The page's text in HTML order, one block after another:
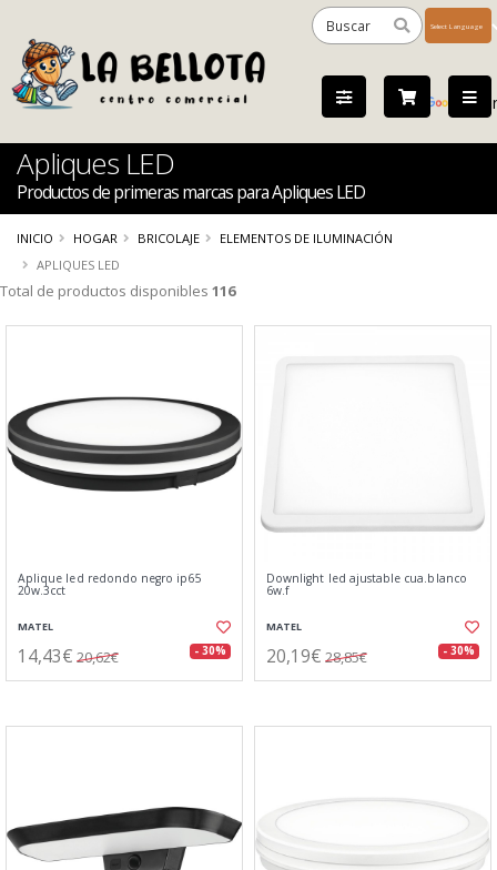
by
Apliques LED
Productos de primeras marcas para Apliques LED
INICIO HOGAR BRICOLAJE
ELEMENTOS DE ILUMINACIÓN
APLIQUES LED
Total de productos disponibles 116
Aplique led redondo negro ip65
20w.3cct
MATEL
14,43€ 20,62€ - 30%
Downlight led ajustable cua.blanco
6w.f
MATEL
20,19€ 28,85€ - 30%